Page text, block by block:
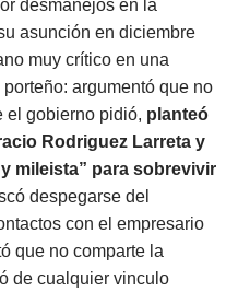
desmanejos en la
asunción en diciembre
muy crítico en una
argumentó que no
el gobierno pidió, planteó
Rodriguez Larreta y
mileista” para sobrevivir
despegarse del
con el empresario
que no comparte la
de cualquier vinculo